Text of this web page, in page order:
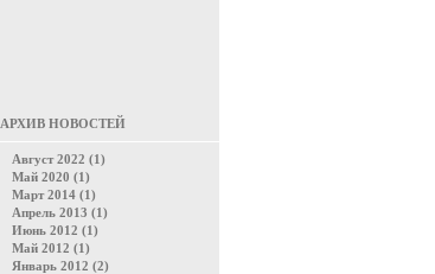
АРХИВ НОВОСТЕЙ
Август 2022 (1)
Май 2020 (1)
Март 2014 (1)
Апрель 2013 (1)
Июнь 2012 (1)
Май 2012 (1)
Январь 2012 (2)